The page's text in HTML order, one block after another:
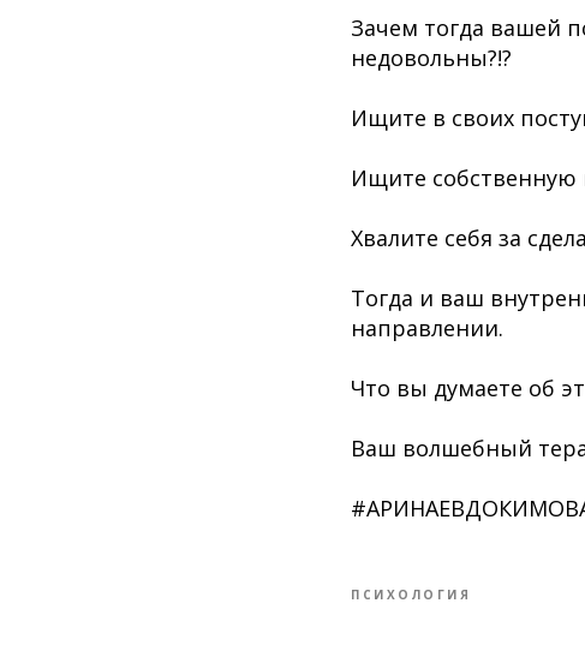
Зачем тогда вашей
недовольны?!?
Ищите в своих
Ищите собственную
Хвалите себя за
Тогда и ваш
направлении.
Что вы думаете об
Ваш волшебный
ПСИХОЛОГИЯ